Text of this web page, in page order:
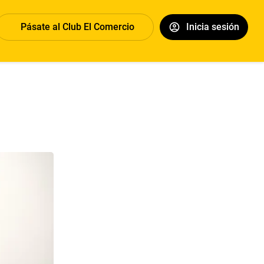
Pásate al Club El Comercio Inicia sesión